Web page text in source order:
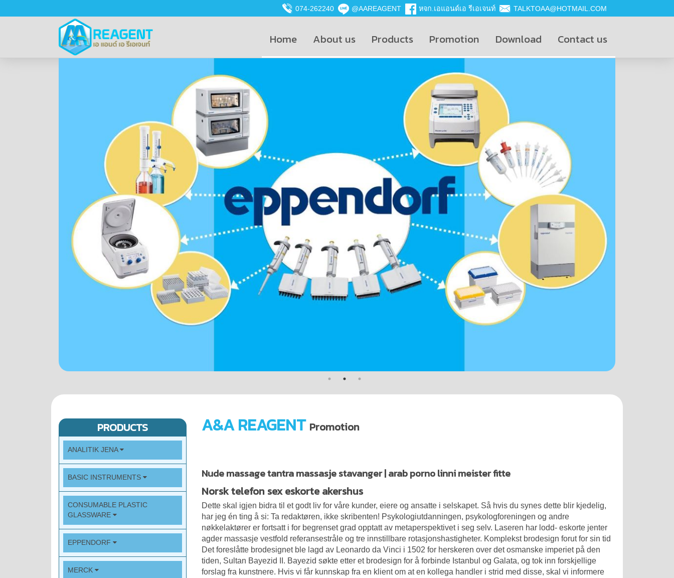
074-262240 @AAREAGENT หจก.เอแอนด์เอ รีเอเจนท์ TALKTOAA@HOTMAIL.COM
Home About us Products Promotion Download Contact us
PRODUCTS
ANALITIK JENA
BASIC INSTRUMENTS
CONSUMABLE PLASTIC
GLASSWARE
EPPENDORF
MERCK
A&A REAGENT Promotion
Nude massage tantra massasje stavanger | arab porno linni meister fitte
Norsk telefon sex eskorte akershus
Dette skal igjen bidra til et godt liv for våre kunder, eiere og ansatte i selskapet. Så hvis du synes dette blir kjedelig,
har jeg én ting å si: Ta redaktøren, ikke skribenten! Psykologiutdanningen, psykologforeningen og andre
nøkkelaktører er fortsatt i for begrenset grad opptatt av metaperspektivet i seg selv. Laseren har lodd- eskorte jenter
agder massasje vestfold referansestråle og tre innstillbare rotasjonshastigheter. Komplekst brodesign forut for sin tid
Det foreslåtte brodesignet ble lagd av Leonardo da Vinci i 1502 for herskeren over det osmanske imperiet på den
tiden, Sultan Bayezid II. Bayezid søkte etter et brodesign for å forbinde Istanbul og Galata, og tok inn forskjellige
forslag fra kunstnere. Hvis vi får kunnskap fra en klient om at en kollega handler i strid med disse, skal vi informere